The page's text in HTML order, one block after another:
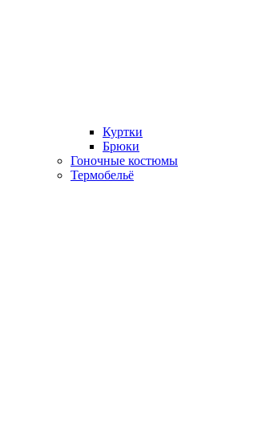
Куртки
Брюки
Гоночные костюмы
Термобельё